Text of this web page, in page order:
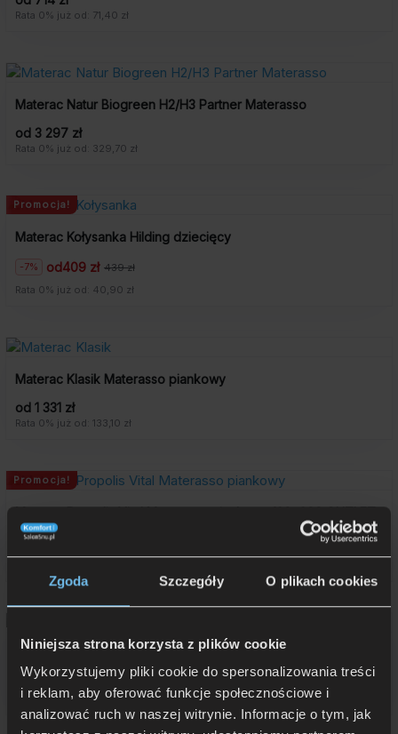
Zgoda Szczegóły O plikach cookies
Niniejsza strona korzysta z plików cookie
Wykorzystujemy pliki cookie do spersonalizowania treści
i reklam, aby oferować funkcje społecznościowe i
analizować ruch w naszej witrynie. Informacje o tym, jak
Rata 0% już od: 71,40 zł
Materac Natur Biogreen H2/H3 Partner Materasso
od 3 297 zł
Rata 0% już od: 329,70 zł
Promocja!
Materac Kołysanka Hilding dziecięcy
od
439 zł
Pierwotna
cena
409 zł
Aktualna
cena
-7%
Rata 0% już od: 40,90 zł
Materac Klasik Materasso piankowy
od 1 331 zł
Rata 0% już od: 133,10 zł
Promocja!
cena
wynosiła:
106
cena
wynosi:
050
-1 056 zł
Materac Teenage Materasso
od 1 238 zł
Rata 0% już od: 123,80 zł